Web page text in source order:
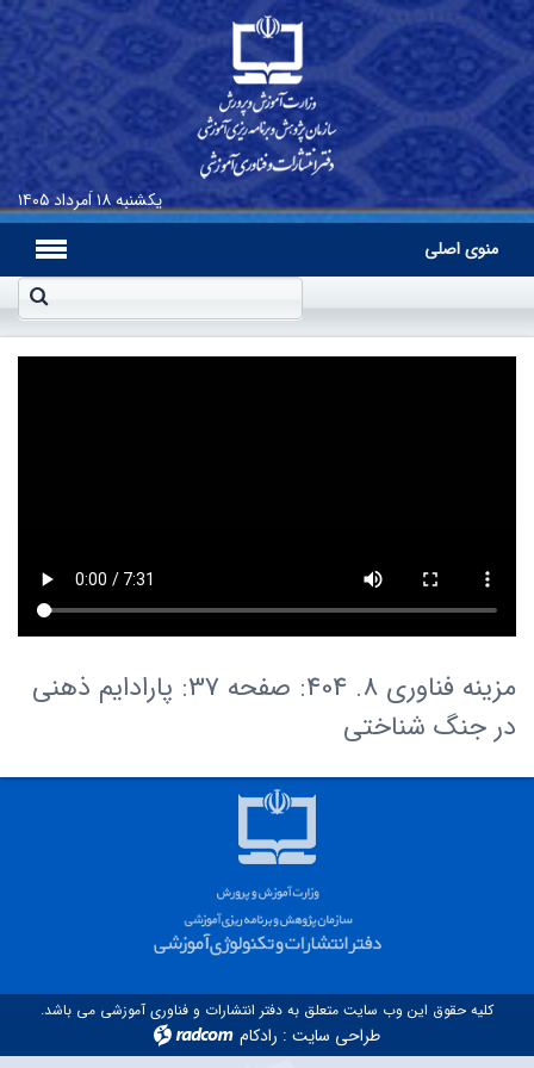
یکشنبه۱۸ اَمرداد ۱۴۰۵
منوی اصلی
مزینه فناوری 8. 404: صفحه 37: پارادایم ذهنی
در جنگ شناختی
کلیه حقوق این وب سایت متعلق به دفتر انتشارات و فناوری آموزشی می باشد.
طراحی سایت : رادکام radcom